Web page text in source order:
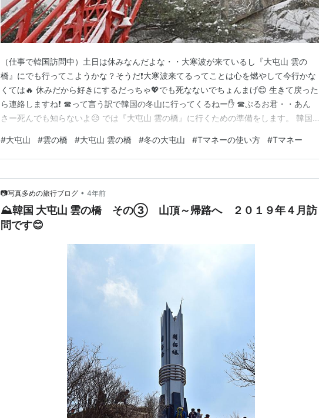
（仕事で韓国訪問中）土日は休みなんだよな・・大寒波が来ているし『大屯山 雲の
橋』にでも行ってこようかな？そうだ❗大寒波来てるってことは心を燃やして今行かな
くては🔥 休みだから好きにするだっちゃ💖でも死なないでちょんまげ😊 生きて戻った
ら連絡しますね❗ ☎って言う訳で韓国の冬山に行ってくるねー✋ ☎ぷるお君・・あん
さー死んでも知らないよ😥 では『大屯山 雲の橋』に行くための準備をします。 韓国で
ード』を購入しました。店員に『Tマネーカード』が欲しいと一生懸命に説明して店舗
で取り扱っていれば購入できます。 カード購入時…
#大屯山 #雲の橋 #大屯山 雲の橋 #冬の大屯山 #Tマネーの使い方 #Tマネー
📷写真多めの旅行ブログ • 4年前
⛰️韓国 大屯山 雲の橋 その③ 山頂～帰路へ ２０１９年４月訪
問です😊